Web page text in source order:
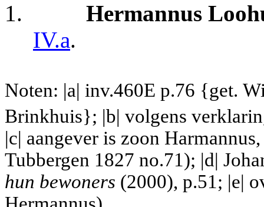
1.
Hermannus
IV.a.
Noten: |a| inv.460E p.76 {get.
Brinkhuis}; |b| volgens
|c| aangever is zoon
Tubbergen 1827 no.71); |d|
hun bewoners (2000), p.51; |e|